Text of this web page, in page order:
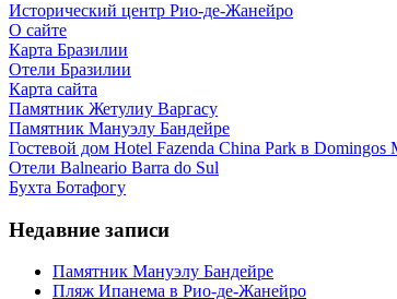
Исторический центр Рио-де-Жанейро
О сайте
Карта Бразилии
Отели Бразилии
Карта сайта
Памятник Жетулиу Варгасу
Памятник Мануэлу Бандейре
Гостевой дом Hotel Fazenda China Park в Domingos
Отели Balneario Barra do Sul
Бухта Ботафогу
Недавние записи
Памятник Мануэлу Бандейре
Пляж Ипанема в Рио-де-Жанейро